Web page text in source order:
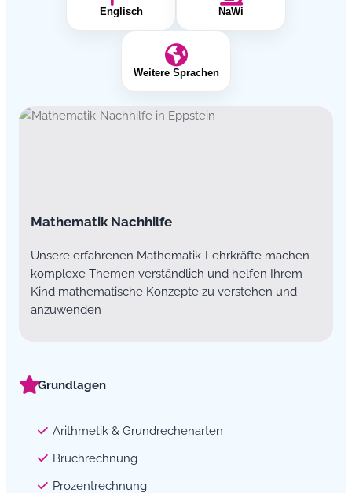
Englisch NaWi
Weitere Sprachen
Mathematik Nachhilfe
Unsere erfahrenen Mathematik-Lehrkräfte machen
komplexe Themen verständlich und helfen Ihrem
Kind mathematische Konzepte zu verstehen und
anzuwenden
Grundlagen
Arithmetik & Grundrechenarten
Bruchrechnung
Prozentrechnung